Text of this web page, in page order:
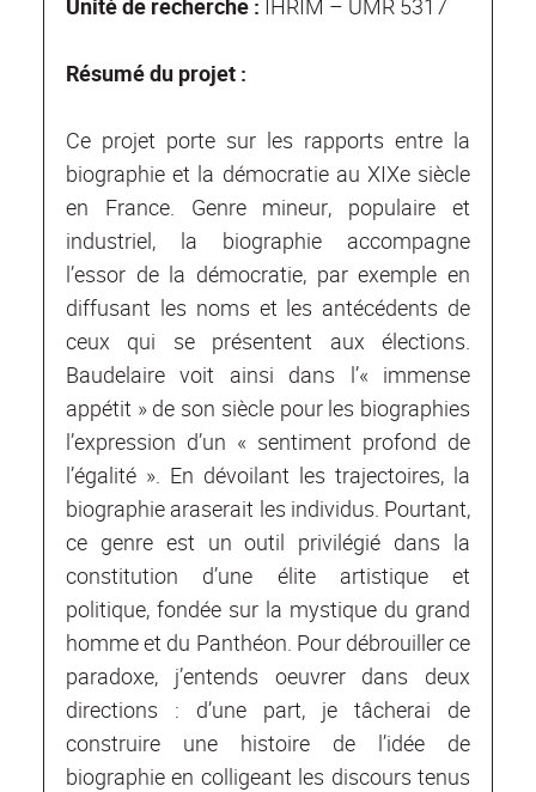
Résumé du projet :
Ce projet porte sur les rapports entre la
biographie et la démocratie au XIXe siècle
en France. Genre mineur, populaire et
industriel, la biographie accompagne
l’essor de la démocratie, par exemple en
diffusant les noms et les antécédents de
ceux qui se présentent aux élections.
Baudelaire voit ainsi dans l’« immense
appétit » de son siècle pour les biographies
l’expression d’un « sentiment profond de
l’égalité ». En dévoilant les trajectoires, la
biographie araserait les individus. Pourtant,
ce genre est un outil privilégié dans la
constitution d’une élite artistique et
politique, fondée sur la mystique du grand
homme et du Panthéon. Pour débrouiller ce
paradoxe, j’entends oeuvrer dans deux
directions : d’une part, je tâcherai de
construire une histoire de l’idée de
biographie en colligeant les discours tenus